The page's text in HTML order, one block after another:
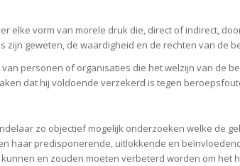
elke vorm van morele druk die, direct of indirect,
geweten, de waardigheid en de rechten van
personen of organisaties die het welzijn van de
dat hij voldoende verzekerd is tegen
zo objectief mogelijk onderzoeken welke de
haar predisponerende, uitlokkende en
en zouden moeten verbeterd worden om